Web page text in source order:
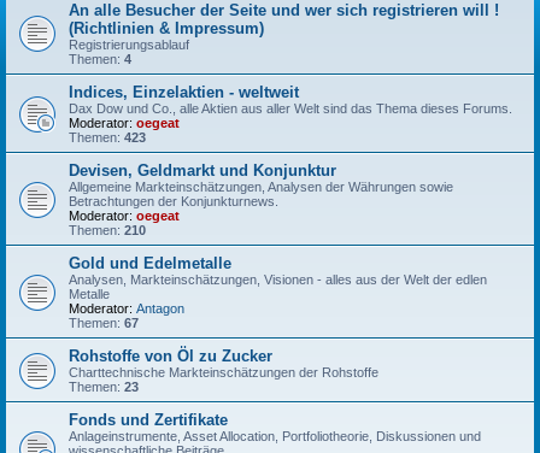
An alle Besucher der Seite und wer sich registrieren will !
(Richtlinien & Impressum)
Registrierungsablauf
Themen: 4
Indices, Einzelaktien - weltweit
Dax Dow und Co., alle Aktien aus aller Welt sind das Thema dieses Forums.
Moderator: oegeat
Themen: 423
Devisen, Geldmarkt und Konjunktur
Allgemeine Markteinschätzungen, Analysen der Währungen sowie
Betrachtungen der Konjunkturnews.
Moderator: oegeat
Themen: 210
Gold und Edelmetalle
Analysen, Markteinschätzungen, Visionen - alles aus der Welt der edlen
Metalle
Moderator: Antagon
Themen: 67
Rohstoffe von Öl zu Zucker
Charttechnische Markteinschätzungen der Rohstoffe
Themen: 23
Fonds und Zertifikate
Anlageinstrumente, Asset Allocation, Portfoliotheorie, Diskussionen und